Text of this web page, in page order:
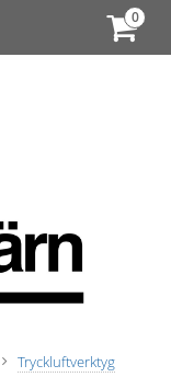
Tryckluftverktyg